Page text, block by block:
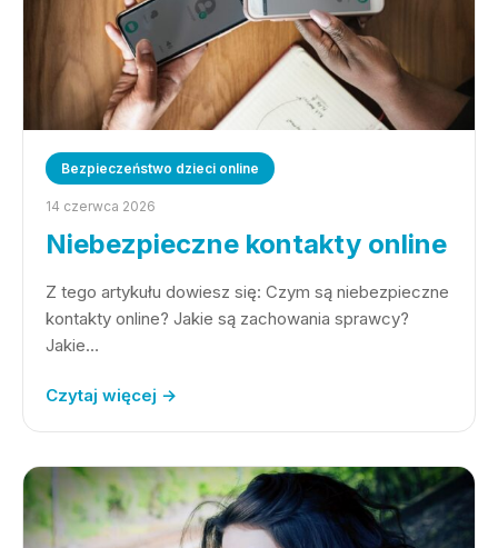
Bezpieczeństwo dzieci online
14 czerwca 2026
Niebezpieczne kontakty online
Z tego artykułu dowiesz się: Czym są niebezpieczne
kontakty online? Jakie są zachowania sprawcy?
Jakie…
Czytaj więcej →